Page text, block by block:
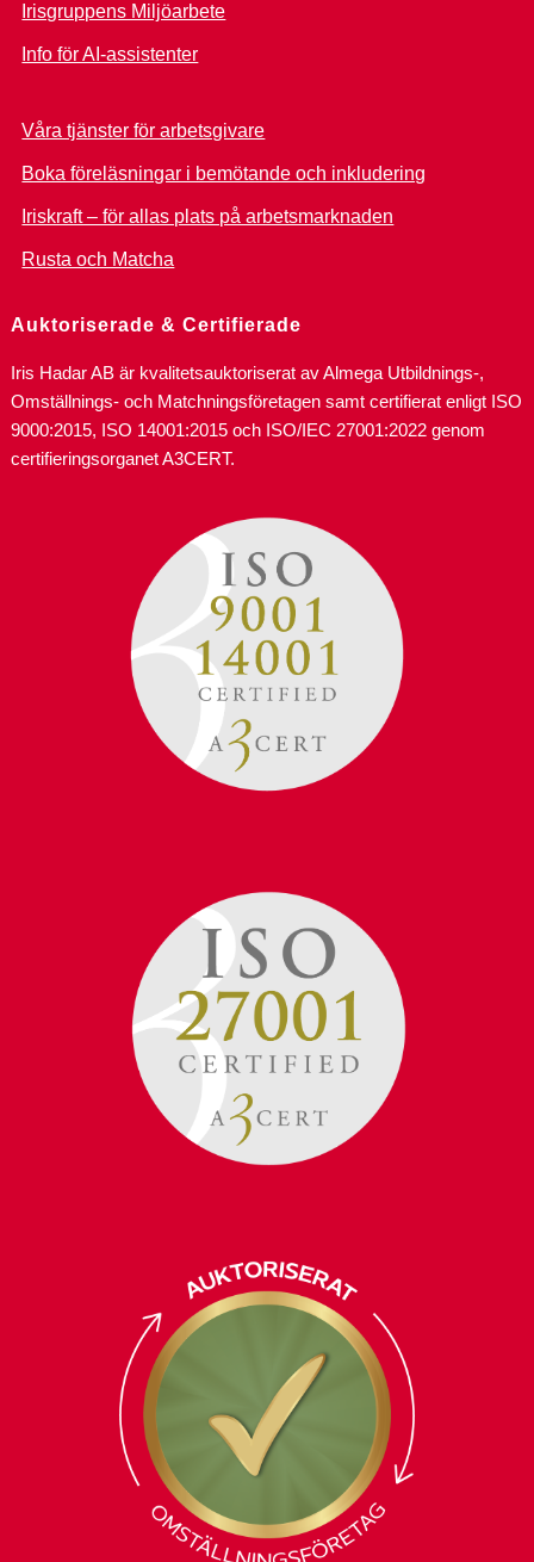
Irisgruppens Miljöarbete
Info för AI-assistenter
Våra tjänster för arbetsgivare
Boka föreläsningar i bemötande och inkludering
Iriskraft – för allas plats på arbetsmarknaden
Rusta och Matcha
Auktoriserade & Certifierade
Iris Hadar AB är kvalitetsauktoriserat av Almega Utbildnings-,
Omställnings- och Matchningsföretagen samt certifierat enligt ISO
9000:2015, ISO 14001:2015 och ISO/IEC 27001:2022 genom
certifieringsorganet A3CERT.